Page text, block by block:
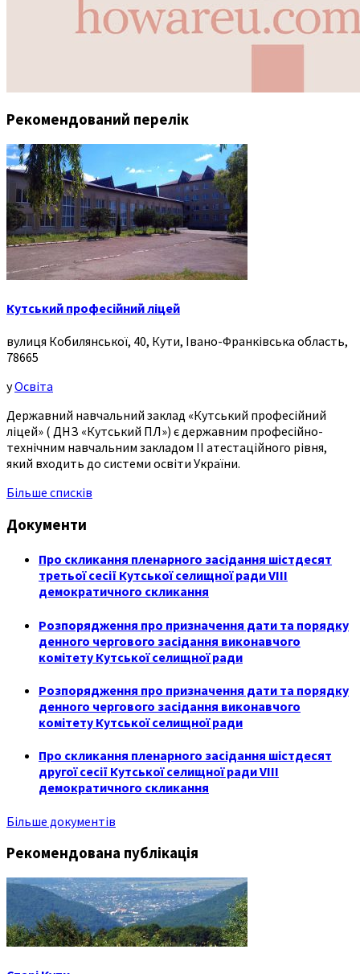
Рекомендований перелік
Кутський професійний ліцей
вулиця Кобилянської, 40, Кути, Івано-Франківська область,
78665
уОсвіта
Державний навчальний заклад «Кутський професійний
ліцей» ( ДНЗ «Кутський ПЛ») є державним професійно-
технічним навчальним закладом ІІ атестаційного рівня,
який входить до системи освіти України.
Більше списків
Документи
Про скликання пленарного засідання шістдесят
третьої сесії Кутської селищної ради VIII
демократичного скликання
Розпорядження про призначення дати та порядку
денного чергового засідання виконавчого
комітету Кутської селищної ради
Розпорядження про призначення дати та порядку
денного чергового засідання виконавчого
комітету Кутської селищної ради
Про скликання пленарного засідання шістдесят
другої сесії Кутської селищної ради VIII
демократичного скликання
Більше документів
Рекомендована публікація